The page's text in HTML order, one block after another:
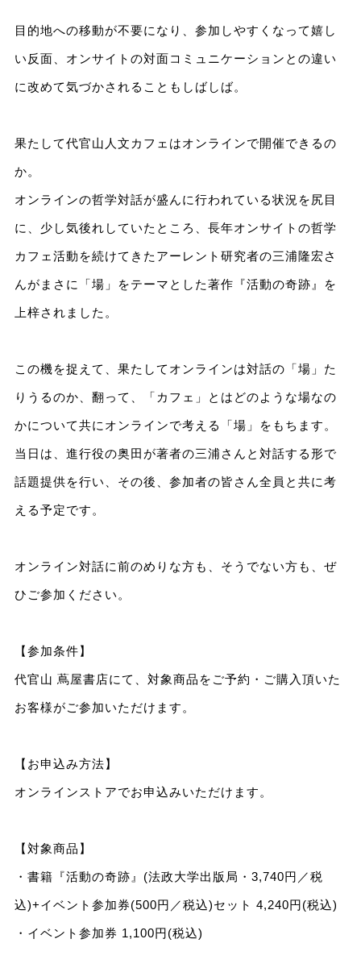
目的地への移動が不要になり、参加しやすくなって嬉し
い反面、オンサイトの対面コミュニケーションとの違い
に改めて気づかされることもしばしば。
果たして代官山人文カフェはオンラインで開催できるの
か。
オンラインの哲学対話が盛んに行われている状況を尻目
に、少し気後れしていたところ、長年オンサイトの哲学
カフェ活動を続けてきたアーレント研究者の三浦隆宏さ
んがまさに「場」をテーマとした著作『活動の奇跡』を
上梓されました。
この機を捉えて、果たしてオンラインは対話の「場」た
りうるのか、翻って、「カフェ」とはどのような場なの
かについて共にオンラインで考える「場」をもちます。
当日は、進行役の奥田が著者の三浦さんと対話する形で
話題提供を行い、その後、参加者の皆さん全員と共に考
える予定です。
オンライン対話に前のめりな方も、そうでない方も、ぜ
ひご参加ください。
【参加条件】
代官山 蔦屋書店にて、対象商品をご予約・ご購入頂いた
お客様がご参加いただけます。
【お申込み方法】
オンラインストアでお申込みいただけます。
【対象商品】
・書籍『活動の奇跡』(法政大学出版局・3,740円／税
込)+イベント参加券(500円／税込)セット 4,240円(税込)
・イベント参加券 1,100円(税込)